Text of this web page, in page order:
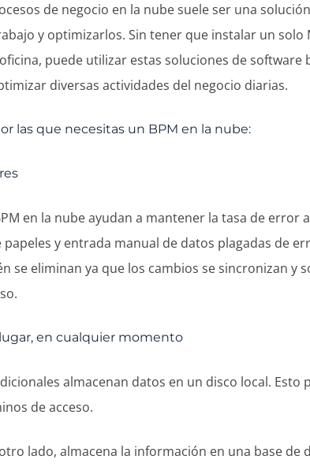
de negocio en la nube suele ser una
y optimizarlos. Sin tener que instalar un solo
puede utilizar estas soluciones de software
diversas actividades del negocio diarias.
las que necesitas un BPM en la nube:
en la nube ayudan a mantener la tasa de error
papeles y entrada manual de datos plagadas de
se eliminan ya que los cambios se sincronizan y
en cualquier momento
almacenan datos en un disco local. Esto
de acceso.
lado, almacena la información en una base de